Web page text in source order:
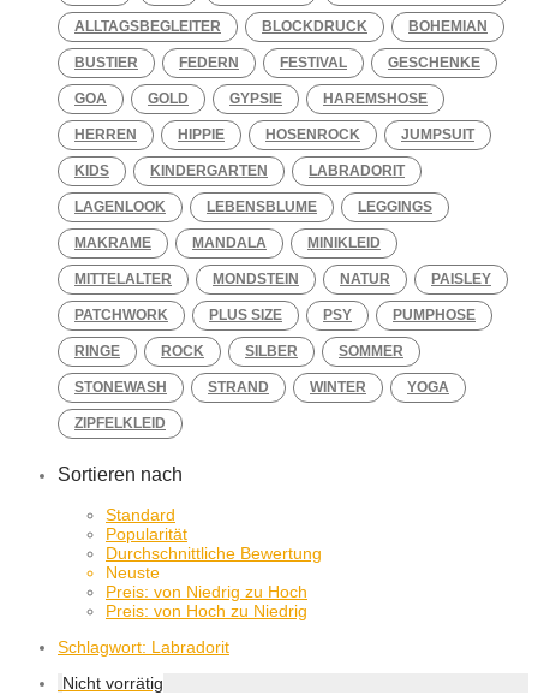
ALLTAGSBEGLEITER BLOCKDRUCK BOHEMIAN
BUSTIER FEDERN FESTIVAL GESCHENKE
GOA GOLD GYPSIE HAREMSHOSE
HERREN HIPPIE HOSENROCK JUMPSUIT
KIDS KINDERGARTEN LABRADORIT
LAGENLOOK LEBENSBLUME LEGGINGS
MAKRAME MANDALA MINIKLEID
MITTELALTER MONDSTEIN NATUR PAISLEY
PATCHWORK PLUS SIZE PSY PUMPHOSE
RINGE ROCK SILBER SOMMER
STONEWASH STRAND WINTER YOGA
ZIPFELKLEID
Sortieren nach
Standard
Popularität
Durchschnittliche Bewertung
Neuste
Preis: von Niedrig zu Hoch
Preis: von Hoch zu Niedrig
Schlagwort: Labradorit